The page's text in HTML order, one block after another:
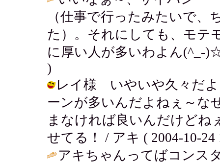
（仕事で行ったみたいで
た）。それにしても、モテ
に厚い人が多いわよん(^_-
)
レイ様 いやいや久々だよ
ーンが多いんだよねぇ～な
まなければ良いんだけどね
せてる！ / アキ ( 2004-10-24
アキちゃんってばコンス